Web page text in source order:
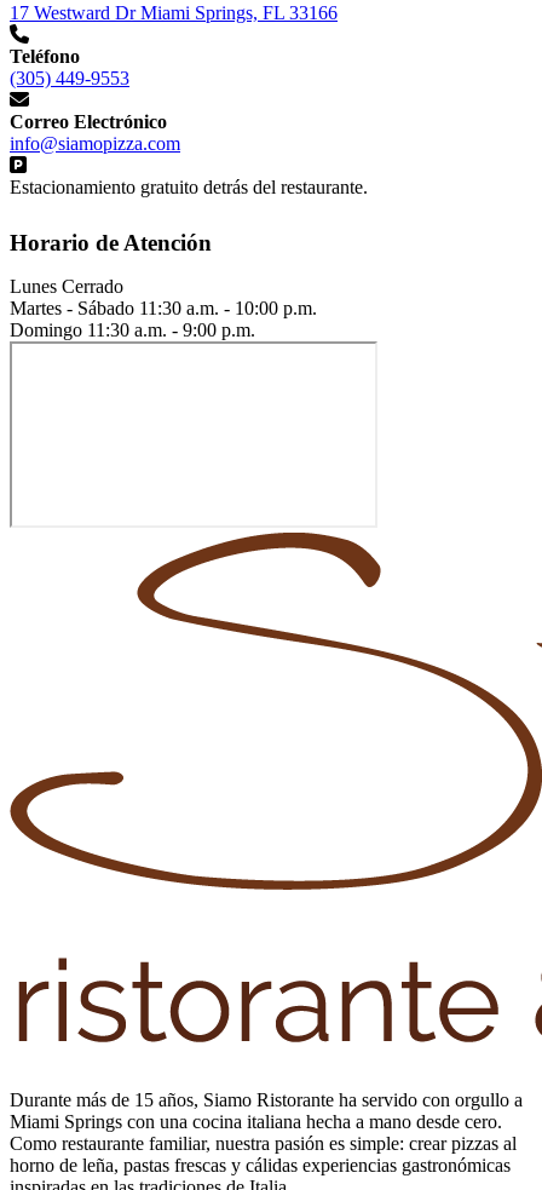
17 Westward Dr Miami Springs, FL 33166
Teléfono
(305) 449-9553
Correo Electrónico
info@siamopizza.com
Estacionamiento gratuito detrás del restaurante.
Horario de Atención
Lunes Cerrado
Martes - Sábado 11:30 a.m. - 10:00 p.m.
Domingo 11:30 a.m. - 9:00 p.m.
Durante más de 15 años, Siamo Ristorante ha servido con orgullo a
Miami Springs con una cocina italiana hecha a mano desde cero.
Como restaurante familiar, nuestra pasión es simple: crear pizzas al
horno de leña, pastas frescas y cálidas experiencias gastronómicas